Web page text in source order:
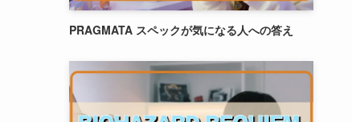
PRAGMATA スペックが気になる人への答え